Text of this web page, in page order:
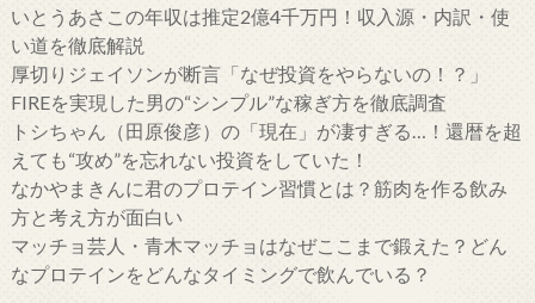
いとうあさこの年収は推定2億4千万円！収入源・内訳・使
い道を徹底解説
厚切りジェイソンが断言「なぜ投資をやらないの！？」
FIREを実現した男の“シンプル”な稼ぎ方を徹底調査
トシちゃん（田原俊彦）の「現在」が凄すぎる…！還暦を超
えても“攻め”を忘れない投資をしていた！
なかやまきんに君のプロテイン習慣とは？筋肉を作る飲み
方と考え方が面白い
マッチョ芸人・青木マッチョはなぜここまで鍛えた？どん
なプロテインをどんなタイミングで飲んでいる？